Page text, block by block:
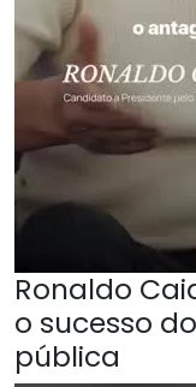
Ronaldo
o sucesso
pública